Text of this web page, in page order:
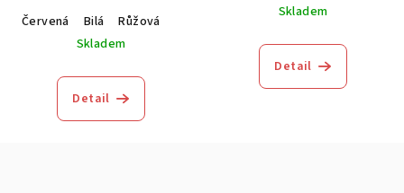
Červená
Bilá
Růžová
Skladem
Detail
Skladem
Detail